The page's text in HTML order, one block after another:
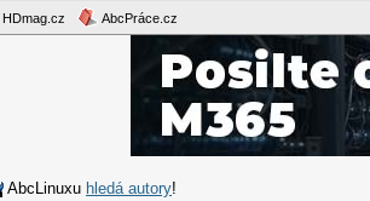
HDmag.cz AbcPráce.cz
AbcLinuxu hledá autory!